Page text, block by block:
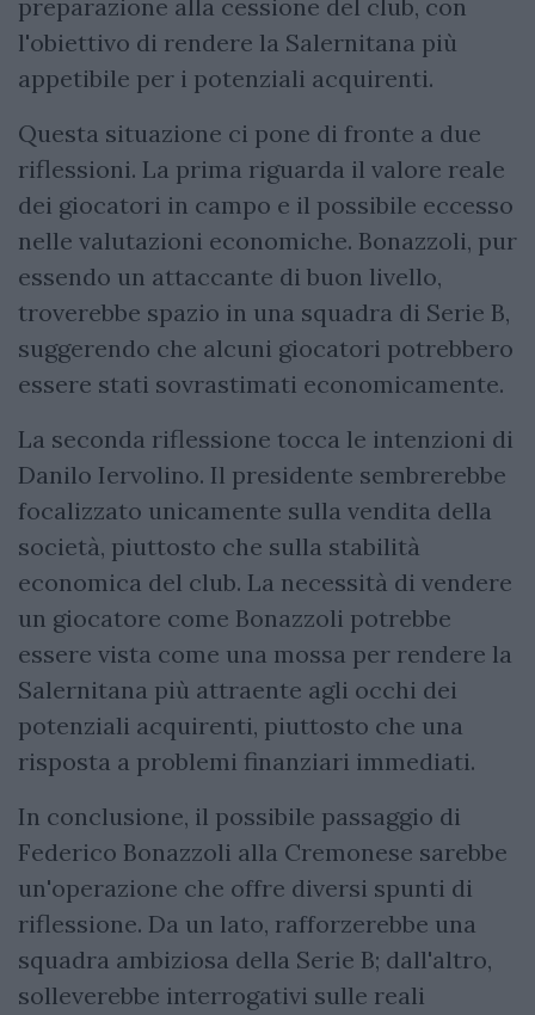
preparazione alla cessione del club, con
l'obiettivo di rendere la Salernitana più
appetibile per i potenziali acquirenti.
Questa situazione ci pone di fronte a due
riflessioni. La prima riguarda il valore reale
dei giocatori in campo e il possibile eccesso
nelle valutazioni economiche. Bonazzoli, pur
essendo un attaccante di buon livello,
troverebbe spazio in una squadra di Serie B,
suggerendo che alcuni giocatori potrebbero
essere stati sovrastimati economicamente.
La seconda riflessione tocca le intenzioni di
Danilo Iervolino. Il presidente sembrerebbe
focalizzato unicamente sulla vendita della
società, piuttosto che sulla stabilità
economica del club. La necessità di vendere
un giocatore come Bonazzoli potrebbe
essere vista come una mossa per rendere la
Salernitana più attraente agli occhi dei
potenziali acquirenti, piuttosto che una
risposta a problemi finanziari immediati.
In conclusione, il possibile passaggio di
Federico Bonazzoli alla Cremonese sarebbe
un'operazione che offre diversi spunti di
riflessione. Da un lato, rafforzerebbe una
squadra ambiziosa della Serie B; dall'altro,
solleverebbe interrogativi sulle reali